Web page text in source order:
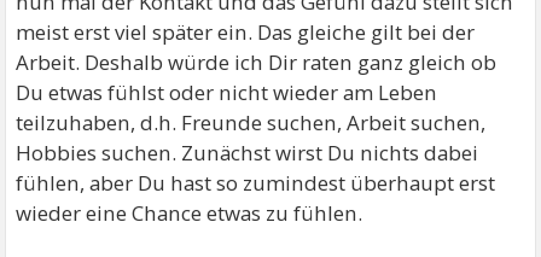
meist erst viel später ein. Das gleiche gilt bei der
Arbeit. Deshalb würde ich Dir raten ganz gleich ob
Du etwas fühlst oder nicht wieder am Leben
teilzuhaben, d.h. Freunde suchen, Arbeit suchen,
Hobbies suchen. Zunächst wirst Du nichts dabei
fühlen, aber Du hast so zumindest überhaupt erst
wieder eine Chance etwas zu fühlen.